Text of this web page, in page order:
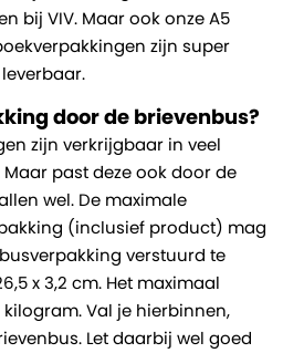
bij VIV. Maar ook onze A5
zijn super
door de brievenbus?
zijn verkrijgbaar in veel
past deze ook door de
wel. De maximale
(inclusief product) mag
verstuurd te
x 3,2 cm. Het maximaal
Val je hierbinnen,
Let daarbij wel goed